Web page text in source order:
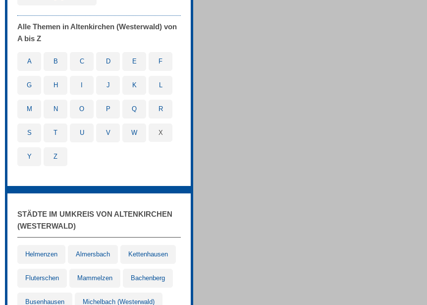
Alle Themen in Altenkirchen (Westerwald) von
A bis Z
A B C D E F
G H J K L
M N O P Q R
S T U V W X
Y Z
STÄDTE IM UMKREIS VON ALTENKIRCHEN
(WESTERWALD)
Helmenzen Almersbach Kettenhausen
Fluterschen Mammelzen Bachenberg
Busenhausen Michelbach (Westerwald)